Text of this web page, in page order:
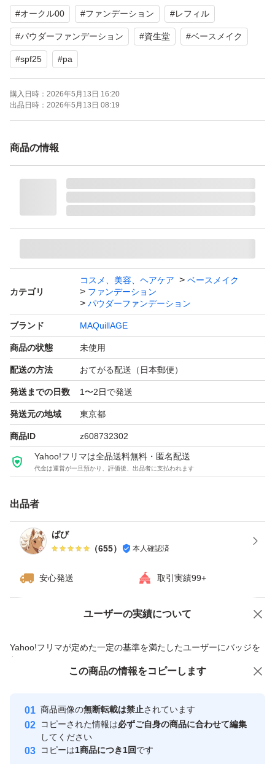
【商品の状態】未使用
よろしくお願いいたします。
#オークル00 #ファンデーション #レフィル
#パウダーファンデーション #資生堂 #ベースメイク
#spf25 #pa
購入日時： 2026年5月13日 16:20
出品日時： 2026年5月13日 08:19
商品の情報
カテゴリ
コスメ、美容、ヘアケア
ベースメイク
ファンデーション
パウダーファンデーション
ブランド MAQuillAGE
商品の状態 未使用
配送の方法 おてがる配送（日本郵便）
発送までの日数 1〜2日で発送
発送元の地域 東京都
商品ID z608732302
Yahoo!フリマは全品送料無料・匿名配送
代金は運営が一旦預かり、評価後、出品者に支払われます
出品者
ばび
（655） 本人確認済
安心発送 取引実績99+
ユーザーの実績について
Yahoo!フリマが定めた一定の基準を満たしたユーザーにバッジを
付与しています
安心取引出品者
心・安全なユーザーです
取引実績
価格の相談 商品への質問
この商品の情報をコピーします
商品画像の無断転載は禁止されています
コピーされた情報は必ずご自身の商品に合わせて編集
してください
コピーは1商品につき1回です
この商品をみている人にオススメ